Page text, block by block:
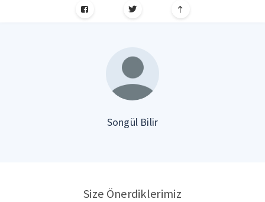
Songül Bilir
Size Önerdiklerimiz